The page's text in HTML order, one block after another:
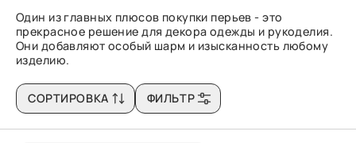
Один из главных плюсов покупки перьев - это
прекрасное решение для декора одежды и рукоделия.
Они добавляют особый шарм и изысканность любому
изделию.
СОРТИРОВКА ФИЛЬТР